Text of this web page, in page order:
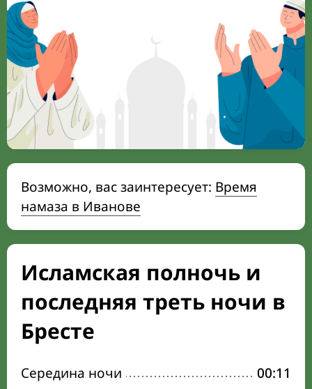
Возможно, вас заинтересует: Время
намаза в Иванове
Исламская полночь и
последняя треть ночи в
Бресте
Середина ночи
00:11